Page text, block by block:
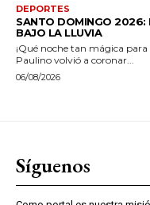
DEPORTES
SANTO DOMINGO 2026:
BAJO LA LLUVIA
¡Qué noche tan mágica
Paulino volvió a coronar...
06/08/2026
Síguenos